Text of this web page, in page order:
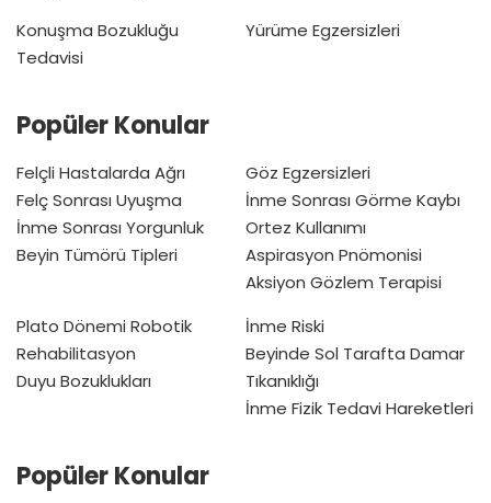
Konuşma Bozukluğu
Tedavisi
Yürüme Egzersizleri
Popüler Konular
Felçli Hastalarda Ağrı
Felç Sonrası Uyuşma
İnme Sonrası Yorgunluk
Beyin Tümörü Tipleri
Göz Egzersizleri
İnme Sonrası Görme Kaybı
Ortez Kullanımı
Aspirasyon Pnömonisi
Aksiyon Gözlem Terapisi
Plato Dönemi Robotik
Rehabilitasyon
Duyu Bozuklukları
İnme Riski
Beyinde Sol Tarafta Damar
Tıkanıklığı
İnme Fizik Tedavi Hareketleri
Popüler Konular